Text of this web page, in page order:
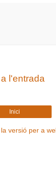
l'entrada
Inici
versió per a